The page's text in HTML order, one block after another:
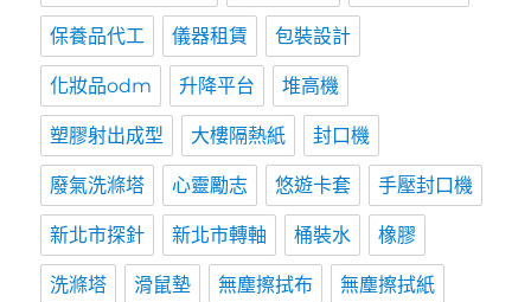
保養品代工 儀器租賃 包裝設計
化妝品odm 升降平台 堆高機
塑膠射出成型 大樓隔熱紙 封口機
廢氣洗滌塔 心靈勵志 悠遊卡套 手壓封口機
新北市探針 新北市轉軸 桶裝水 橡膠
洗滌塔 滑鼠墊 無塵擦拭布 無塵擦拭紙